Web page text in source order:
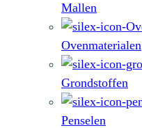
Mallen
Ovenmaterialen
Grondstoffen
Penselen